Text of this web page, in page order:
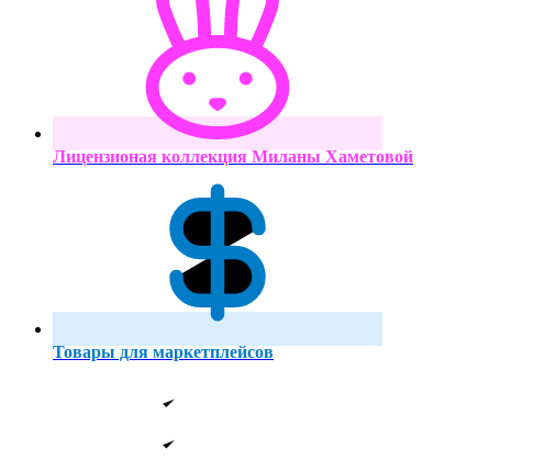
Лицензионая коллекция Миланы Хаметовой
Товары для маркетплейсов